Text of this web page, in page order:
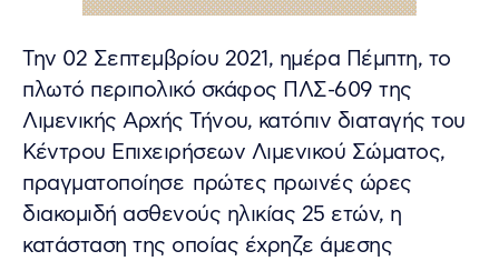
Την 02 Σεπτεμβρίου 2021, ημέρα Πέμπτη, το
πλωτό περιπολικό σκάφος ΠΛΣ-609 της
Λιμενικής Αρχής Τήνου, κατόπιν διαταγής του
Κέντρου Επιχειρήσεων Λιμενικού Σώματος,
πραγματοποίησε πρώτες πρωινές ώρες
διακομιδή ασθενούς ηλικίας 25 ετών, η
κατάσταση της οποίας έχρηζε άμεσης